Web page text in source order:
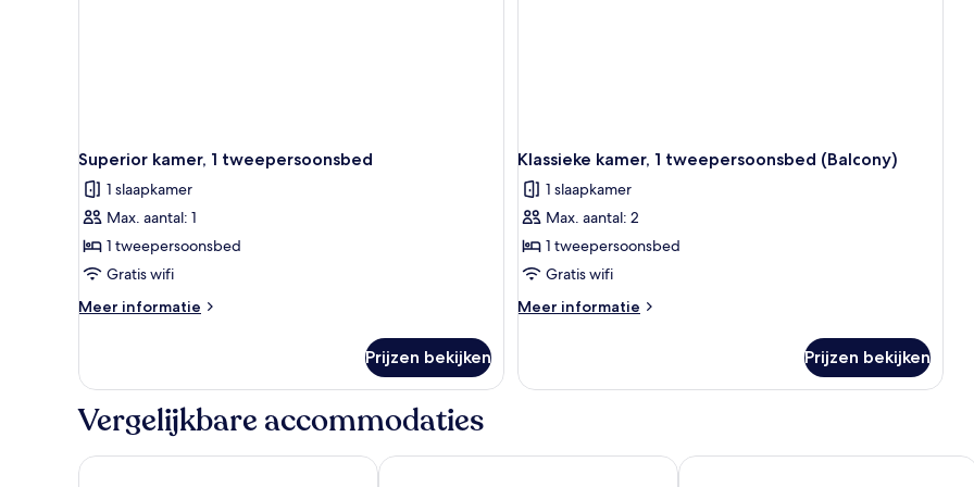
Superior kamer, 1 tweepersoonsbed
1 slaapkamer
Max. aantal: 1
1 tweepersoonsbed
Gratis wifi
Meer informatie
Meer
kamer,
tweepersoonsbed
Prijzen bekijken
Klassieke kamer, 1 tweepersoonsbed (Balcony)
1 slaapkamer
Max. aantal: 2
1 tweepersoonsbed
Gratis wifi
Meer informatie
Meer
kamer,
Prijzen bekijken
Vergelijkbare accommodaties
Radisson Hotel Nola Naples voco Nola Naples Vulcano Buono by IHGHotel I Gigli